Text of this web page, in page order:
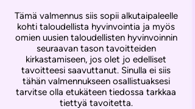
Tämä valmennus siis sopii alkutaipaleelle
kohti taloudellista hyvinvointia ja myös
omien uusien taloudellisten hyvinvoinnin
seuraavan tason tavoitteiden
kirkastamiseen, jos olet jo edelliset
tavoitteesi saavuttanut. Sinulla ei siis
tähän valmennukseen osallistuaksesi
tarvitse olla etukäteen tiedossa tarkkaa
tiettyä tavoitetta.